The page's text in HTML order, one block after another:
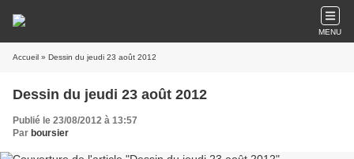
MENU
Accueil » Dessin du jeudi 23 août 2012
Dessin du jeudi 23 août 2012
Publié le 23/08/2012 à 13:57
Par boursier